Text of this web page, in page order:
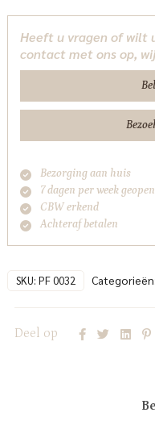
cm
Tower
Living
Heeft u vragen of wilt
contact met ons op,
Bezorging aan huis
7 dagen per week
CBW erkend
Achteraf betalen
SKU: PF 0032 Categorieën:
Deel op